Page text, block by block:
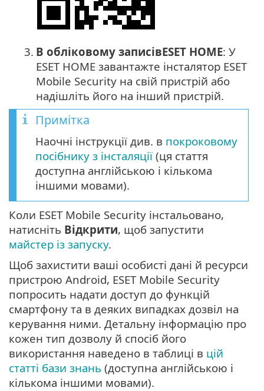
3. В обліковому записівESET HOME: У
ESET HOME завантажте інсталятор ESET
Mobile Security на свій пристрій або
надішліть його на інший пристрій.
Примітка
Наочні інструкції див. в покроковому
посібнику з інсталяції (ця стаття
доступна англійською і кількома
іншими мовами).
Коли ESET Mobile Security інстальовано,
натисніть Відкрити, щоб запустити
майстер із запуску.
Щоб захистити ваші особисті дані й ресурси
пристрою Android, ESET Mobile Security
попросить надати доступ до функцій
смартфону та в деяких випадках дозвіл на
керування ними. Детальну інформацію про
кожен тип дозволу й спосіб його
використання наведено в таблиці в цій
статті бази знань (доступна англійською і
кількома іншими мовами).